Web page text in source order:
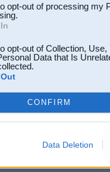
opt-out of processing my
opt-out of Collection,
Data that Is
CONFIRM
Data Deletion